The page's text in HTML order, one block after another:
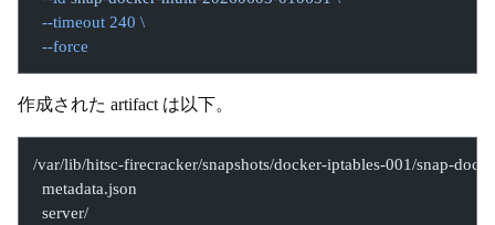
  --timeout
240 \
  --force
作成された artifact は以下。
/var/lib/hitsc-firecracker/snapshots/docker-iptables-001/snap-
  metadata.json
  server/